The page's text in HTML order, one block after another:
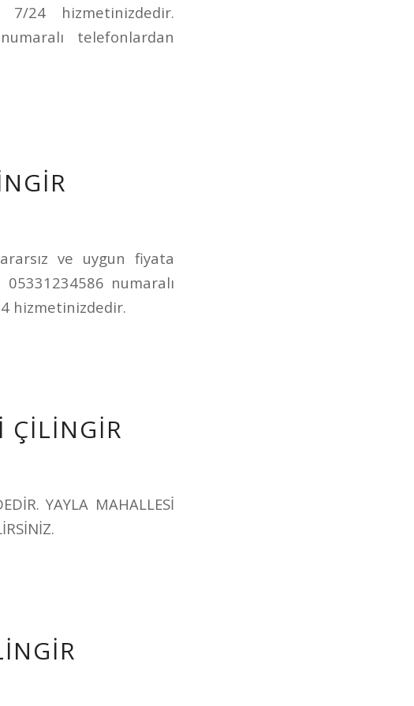
24 hizmetinizdedir.
telefonlardan
ve uygun fiyata
numaralı
hizmetinizdedir.
ÇİLİNGİR
YAYLA MAHALLESİ